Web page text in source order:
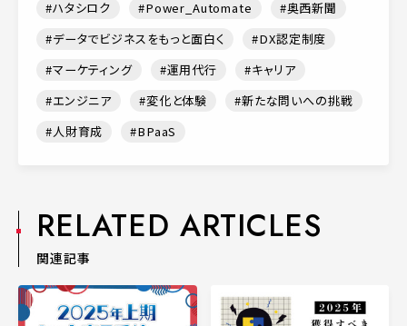
ハタシロク
Power_Automate
奥西新聞
データでビジネスをもっと面白く
DX認定制度
マーケティング
運用代行
キャリア
エンジニア
変化と体験
新たな問いへの挑戦
人財育成
BPaaS
RELATED ARTICLES
関連記事